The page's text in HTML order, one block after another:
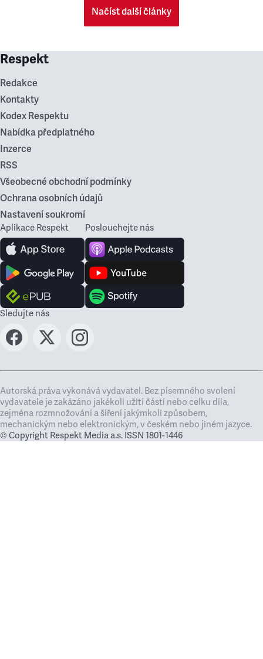
Načíst další články
Respekt
Redakce
Kontakty
Kodex Respektu
Nabídka předplatného
Inzerce
RSS
Všeobecné obchodní podmínky
Ochrana osobních údajů
Nastavení soukromí
Aplikace Respekt Poslouchejte nás
Sledujte nás
Autorská práva vykonává vydavatel. Bez písemného svolení
vydavatele je zakázáno jakékoli užití částí nebo celku díla,
zejména rozmnožování a šíření jakýmkoli způsobem,
mechanickým nebo elektronickým, v českém nebo jiném jazyce.
© Copyright Respekt Media a.s. ISSN 1801-1446